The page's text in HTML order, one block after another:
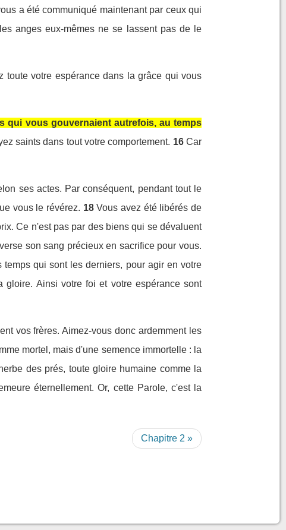
a été communiqué maintenant par ceux qui
anges eux-mêmes ne se lassent pas de le
toute votre espérance dans la grâce qui vous
qui vous gouvernaient autrefois, au temps
saints dans tout votre comportement. 16 Car
ses actes. Par conséquent, pendant tout le
vous le révérez. 18 Vous avez été libérés de
Ce n'est pas par des biens qui se dévaluent
son sang précieux en sacrifice pour vous.
qui sont les derniers, pour agir en votre
Ainsi votre foi et votre espérance sont
vos frères. Aimez-vous donc ardemment les
mortel, mais d'une semence immortelle : la
des prés, toute gloire humaine comme la
éternellement. Or, cette Parole, c'est la
Chapitre 2 »